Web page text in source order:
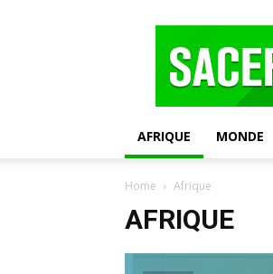
AFRIQUE MONDE
Home Afrique
AFRIQUE